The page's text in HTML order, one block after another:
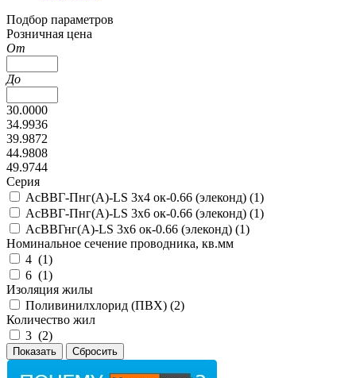
Подбор параметров
Розничная цена
От
До
30.0000
34.9936
39.9872
44.9808
49.9744
Серия
АсВВГ-Пнг(А)-LS 3х4 ок-0.66 (элеконд) (1)
АсВВГ-Пнг(А)-LS 3х6 ок-0.66 (элеконд) (1)
АсВВГнг(А)-LS 3х6 ок-0.66 (элеконд) (1)
Номинальное сечение проводника, кв.мм
4 (1)
6 (1)
Изоляция жилы
Поливинилхлорид (ПВХ) (2)
Количество жил
3 (2)